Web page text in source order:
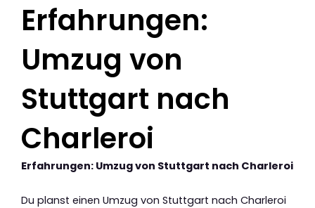
Erfahrungen:
Umzug von
Stuttgart nach
Charleroi
Erfahrungen: Umzug von Stuttgart nach Charleroi
Du planst einen Umzug von Stuttgart nach Charleroi